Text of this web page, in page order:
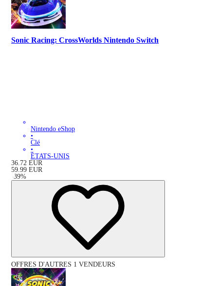
Sonic Racing: CrossWorlds Nintendo Switch
Nintendo eShop
•
Clé
•
ÉTATS-UNIS
36.72 EUR
59.99 EUR
-39%
OFFRES D'AUTRES 1 VENDEURS